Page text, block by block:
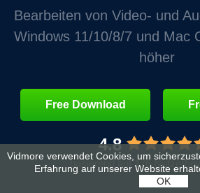
Bearbeiten von Video‑ und
Windows 11/10/8/7 und Mac
höher
Free Download
4.8
basierend auf 176
Vidmore verwendet Cookies, um
Erfahrung auf unserer Website
OK